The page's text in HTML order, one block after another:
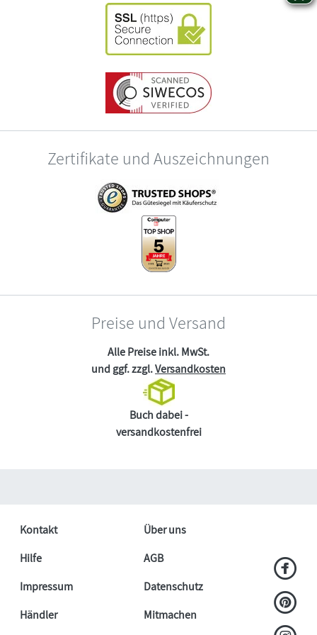
Zertifikate und Auszeichnungen
Preise und Versand
Alle Preise inkl. MwSt.
und ggf. zzgl.Versandkosten
Buch dabei -
versandkostenfrei
Kontakt
Über uns
Hilfe
AGB
Impressum
Datenschutz
Händler
Mitmachen